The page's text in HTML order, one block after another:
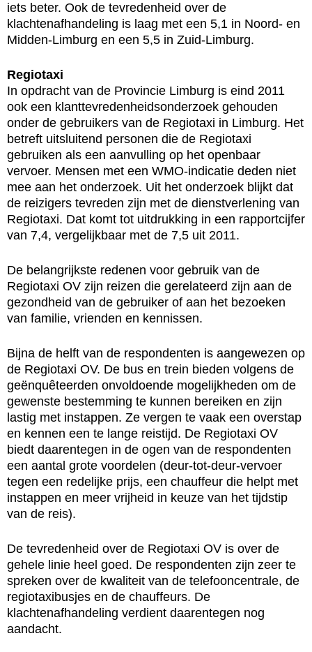
iets beter. Ook de tevredenheid over de
klachtenafhandeling is laag met een 5,1 in Noord- en
Midden-Limburg en een 5,5 in Zuid-Limburg.
Regiotaxi
In opdracht van de Provincie Limburg is eind 2011
ook een klanttevredenheidsonderzoek gehouden
onder de gebruikers van de Regiotaxi in Limburg. Het
betreft uitsluitend personen die de Regiotaxi
gebruiken als een aanvulling op het openbaar
vervoer. Mensen met een WMO-indicatie deden niet
mee aan het onderzoek. Uit het onderzoek blijkt dat
de reizigers tevreden zijn met de dienstverlening van
Regiotaxi. Dat komt tot uitdrukking in een rapportcijfer
van 7,4, vergelijkbaar met de 7,5 uit 2011.
De belangrijkste redenen voor gebruik van de
Regiotaxi OV zijn reizen die gerelateerd zijn aan de
gezondheid van de gebruiker of aan het bezoeken
van familie, vrienden en kennissen.
Bijna de helft van de respondenten is aangewezen op
de Regiotaxi OV. De bus en trein bieden volgens de
geënquêteerden onvoldoende mogelijkheden om de
gewenste bestemming te kunnen bereiken en zijn
lastig met instappen. Ze vergen te vaak een overstap
en kennen een te lange reistijd. De Regiotaxi OV
biedt daarentegen in de ogen van de respondenten
een aantal grote voordelen (deur-tot-deur-vervoer
tegen een redelijke prijs, een chauffeur die helpt met
instappen en meer vrijheid in keuze van het tijdstip
van de reis).
De tevredenheid over de Regiotaxi OV is over de
gehele linie heel goed. De respondenten zijn zeer te
spreken over de kwaliteit van de telefooncentrale, de
regiotaxibusjes en de chauffeurs. De
klachtenafhandeling verdient daarentegen nog
aandacht.